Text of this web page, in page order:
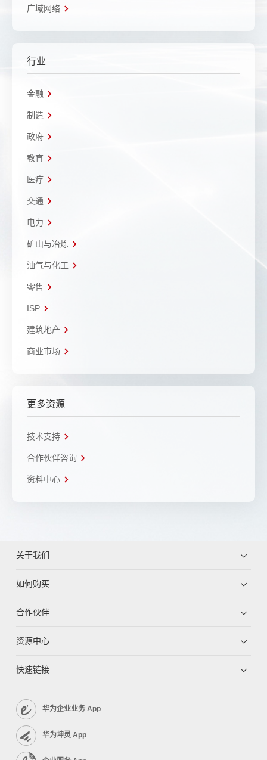
广域网络
行业
金融
制造
政府
教育
医疗
交通
电力
矿山与冶炼
油气与化工
零售
ISP
建筑地产
商业市场
更多资源
技术支持
合作伙伴咨询
资料中心
关于我们
如何购买
合作伙伴
资源中心
快速链接
华为企业业务 App
华为坤灵 App